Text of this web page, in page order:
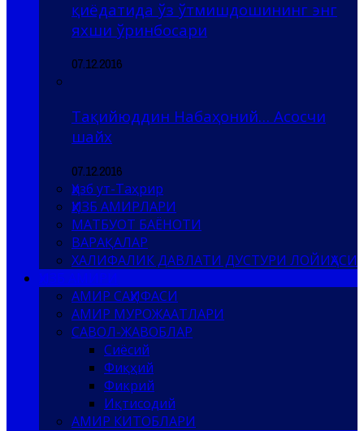
қиёдатида ўз ўтмишдошининг энг
яхши ўринбосари
07.12.2016
Тақийюддин Набаҳоний… Асосчи
шайх
07.12.2016
Ҳизб ут-Таҳрир
ҲИЗБ АМИРЛАРИ
МАТБУОТ БАЁНОТИ
ВАРАҚАЛАР
ХАЛИФАЛИК ДАВЛАТИ ДУСТУРИ ЛОЙИҲАСИ
АМИР САҲИФАСИ
АМИР МУРОЖААТЛАРИ
САВОЛ-ЖАВОБЛАР
Сиёсий
Фиқҳий
Фикрий
Иқтисодий
АМИР КИТОБЛАРИ